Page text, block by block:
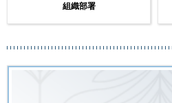
組織部署